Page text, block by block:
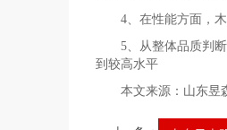
4、在性能方面，
5、从整体品质判
到较高水平
本文来源：山东昱